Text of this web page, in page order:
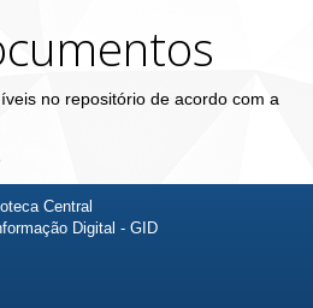
no repositório de acordo com a
Central
Digital - GID